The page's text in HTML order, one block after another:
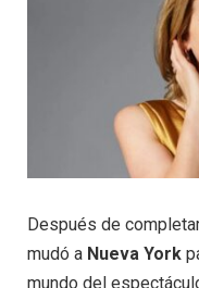
Después de
mudó a Nueva York
mundo del